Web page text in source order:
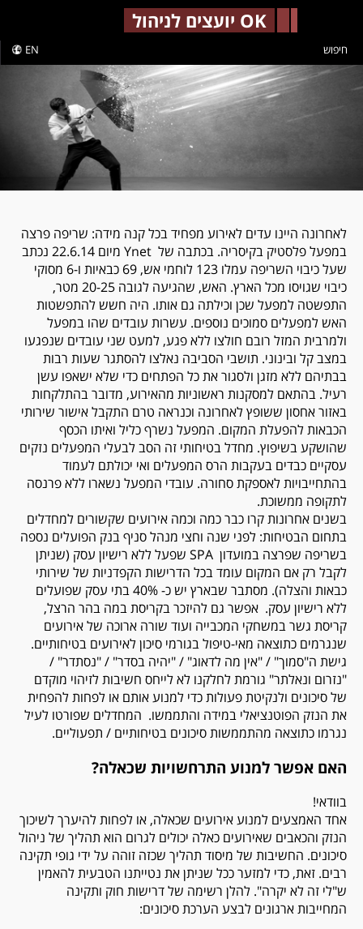
OK יועצים לניהול
EN חיפוש
לאחרונה היינו עדים לאירוע מפחיד בכל קנה מידה: שריפה פרצה
במפעל פלסטיק בקיסריה. בכתבה של Ynet
מיום 22.6.14 נכתב
שעל כיבוי השריפה עמלו 123 לוחמי אש, 69 כבאיות ו-6 מסוקי
כיבוי שגויסו מכל הארץ. האש, שהגיעה לגובה 20-25 מטר,
התפשטה למפעל שכן וכילתה גם אותו. היה חשש להתפשטות
האש למפעלים סמוכים נוספים. עשרות עובדים שהו במפעל
ולמרבית המזל רובם חולצו ללא פגע, למעט שני עובדים שנפגעו
במצב קל ובינוני. תושבי הסביבה נאלצו להסתגר שעות רבות
בבתיהם ללא מזגן ולסגור את כל הפתחים כדי שלא ישאפו עשן
רעיל. בהתאם למסקנות ראשוניות מהאירוע, מדובר בהתלקחות
באזור אחסון ששופץ לאחרונה וכנראה טרם התקבל אישור שירותי
הכבאות להפעלת המקום. המפעל נשרף כליל ואיתו הכסף
שהושקע בשיפוץ. מחדל בטיחותי זה הסב לבעלי המפעלים נזקים
עסקיים כבדים בעקבות הרס המפעלים ואי יכולתם לעמוד
בהתחייבויות לאספקת סחורה. עובדי המפעל נשארו ללא פרנסה
לתקופה ממשוכת.
בשנים אחרונות קרו כבר כמה וכמה אירועים שקשורים למחדלים
בתחום הבטיחות: לפני שנה וחצי מנהל סניף בנק הפועלים נספה
בשריפה שפרצה במועדון SPA שפעל ללא רישיון עסק (שניתן
לקבל רק אם המקום עומד בכל הדרישות הקפדניות של שירותי
כבאות והצלה). מסתבר שבארץ יש כ- 40% בתי עסק שפועלים
ללא רישיון עסק. אפשר גם להיזכר בקריסת במה בהר הרצל,
קריסת גשר במשחקי המכבייה ועוד שורה ארוכה של אירועים
שנגרמים כתוצאה מאי-טיפול בגורמי סיכון לאירועים בטיחותיים.
גישת ה"סמוך" / "אין מה לדאוג" / "יהיה בסדר" / "נסתדר" /
"נזרום ונאלתר" גורמת לחלקנו לא לייחס חשיבות לזיהוי מוקדם
של סיכונים ולנקיטת פעולות כדי למנוע אותם או לפחות להפחית
את הנזק הפוטנציאלי במידה והתממשו. המחדלים שפורטו לעיל
נגרמו כתוצאה מהתממשות סיכונים בטיחותיים / תפעוליים.
האם אפשר למנוע התרחשויות שכאלה?
בוודאי!
אחד האמצעים למנוע אירועים שכאלה, או לפחות להיערך לשיכוך
הנזק והכאבים שאירועים כאלה יכולים לגרום הוא תהליך של ניהול
סיכונים. החשיבות של מיסוד תהליך שכזה זוהה על ידי גופי תקינה
רבים. זאת, כדי למזער ככל שניתן את נטייתנו הטבעית להאמין
ש"לי זה לא יקרה". להלן רשימה של דרישות חוק ותקינה
המחייבות ארגונים לבצע הערכת סיכונים: